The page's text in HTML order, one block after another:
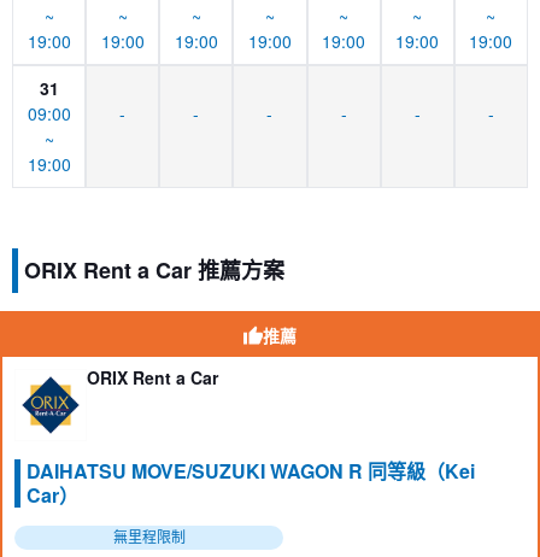
~
19:00
~
19:00
~
19:00
~
19:00
~
19:00
~
19:00
~
19:00
31
09:00
~
19:00
- - - - - -
ORIX Rent a Car 推薦方案
推薦
ORIX Rent a Car
DAIHATSU MOVE/SUZUKI WAGON R 同等級（Kei
Car）
無里程限制